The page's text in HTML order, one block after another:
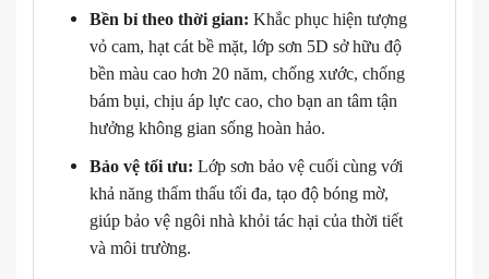
Bền bỉ theo thời gian: Khắc phục hiện tượng
vỏ cam, hạt cát bề mặt, lớp sơn 5D sở hữu độ
bền màu cao hơn 20 năm, chống xước, chống
bám bụi, chịu áp lực cao, cho bạn an tâm tận
hưởng không gian sống hoàn hảo.
Bảo vệ tối ưu: Lớp sơn bảo vệ cuối cùng với
khả năng thẩm thấu tối đa, tạo độ bóng mờ,
giúp bảo vệ ngôi nhà khỏi tác hại của thời tiết
và môi trường.